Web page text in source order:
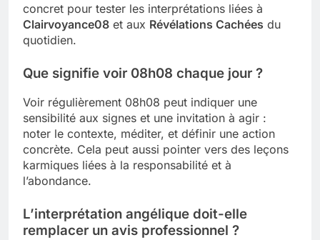
concret pour tester les interprétations liées à
Clairvoyance08 et aux Révélations Cachées du
quotidien.
Que signifie voir 08h08 chaque jour ?
Voir régulièrement 08h08 peut indiquer une
sensibilité aux signes et une invitation à agir :
noter le contexte, méditer, et définir une action
concrète. Cela peut aussi pointer vers des leçons
karmiques liées à la responsabilité et à
l’abondance.
L’interprétation angélique doit-elle
remplacer un avis professionnel ?